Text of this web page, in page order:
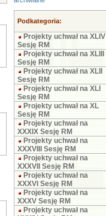
Podkategoria:
Projekty uchwał na XLIV
Sesję RM
Projekty uchwał na XLIII
Sesję RM
Projekty uchwał na XLII
Sesję RM
Projekty uchwał na XLI
Sesję RM
Projekty uchwał na XL
Sesję RM
Projekty uchwał na
XXXIX Sesję RM
Projekty uchwał na
XXXVIII Sesję RM
Projekty uchwał na
XXXVII Sesję RM
Projekty uchwał na
XXXVI Sesję RM
Projekty uchwał na
XXXV Sesję RM
Projekty uchwał na